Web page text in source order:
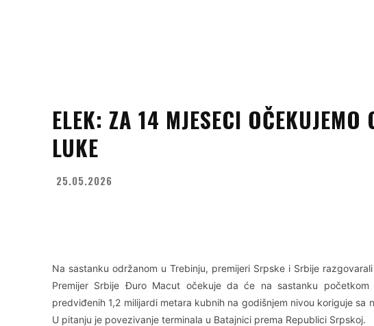
ELEK: ZA 14 MJESECI
LUKE
25.05.2026
Na sastanku održanom u Trebinju, premijeri Srpske i Srbije
Premijer Srbije Đuro Macut očekuje da će na sastanku
predviđenih 1,2 milijardi metara kubnih na godišnjem nivou koriguje
U pitanju je povezivanje terminala u Batajnici prema Republici Srpskoj.